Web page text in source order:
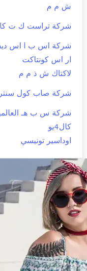
ش م م
شركة تراست ك ت
شركة اس ب ا اس
ار اس كونتاكت
لاكتاك ش ذ م م
شركة صاب كول سنتر
شركة س ب هـ
كال4يو
اوداسير تونيسي